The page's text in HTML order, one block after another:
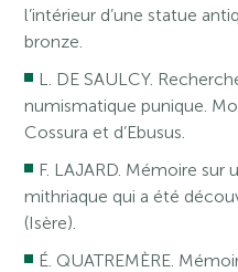
l’intérieur d’une statue
bronze.
L. DE SAULCY.
numismatique punique.
Cossura et d’Ebusus.
F. LAJARD. Mémoire sur
mithriaque qui a été
(Isère).
É. QUATREMÈRE.